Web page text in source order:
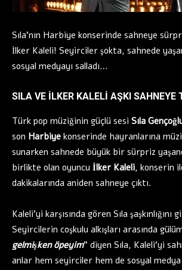
Sıla’nın Harbiye konserinde sahneye
İlker Kaleli! Seyirciler şokta, sahnede
sosyal medyayı salladı…
SILA VE İLKER KALELI AŞKI SAHNEYE
Türk pop müziğinin güçlü sesi Sıla
son Harbiye konserinde hayranlarına
sunarken sahnede büyük bir sürpriz
birlikte olan oyuncu İlker Kaleli, konserin
dakikalarında aniden sahneye çıktı.
Kaleli’yi karşısında gören Sıla şaşkınlığını
Seyircilerin coşkulu alkışları arasında
gelmişken öpeyim” diyen Sıla, Kaleli’yi
anlar hem seyirciler hem de sosyal medya